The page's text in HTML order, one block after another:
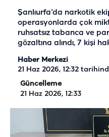
Şanlıurfa’da narkotik
operasyonlarda çok
ruhsatsız tabanca ve
gözaltına alındı, 7 kişi
Haber Merkezi
21 Haz 2026, 12:32
Güncelleme
21 Haz 2026, 12:33